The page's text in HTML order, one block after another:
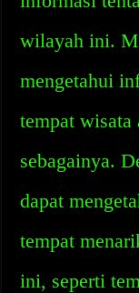
wilayah ini.
mengetahui
tempat wisata
sebagainya.
dapat
tempat
ini, seperti